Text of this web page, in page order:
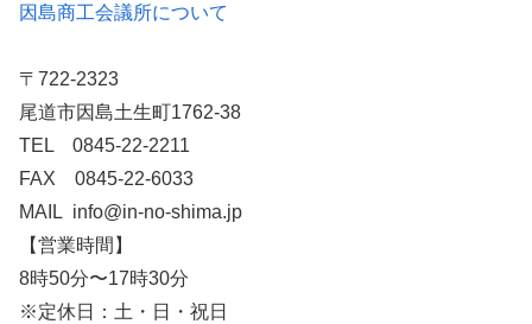
因島商工会議所について
〒722-2323
尾道市因島土生町1762-38
TEL 0845-22-2211
FAX 0845-22-6033
MAIL info@in-no-shima.jp
【営業時間】
8時50分〜17時30分
※定休日：土・日・祝日